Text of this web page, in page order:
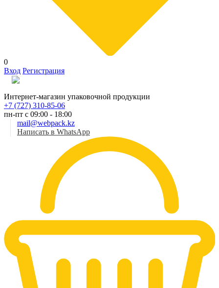
0
Вход Регистрация
Интернет-магазин упаковочной продукции
+7 (727) 310-85-06
пн-пт с 09:00 - 18:00
mail@webpack.kz
Написать в WhatsApp